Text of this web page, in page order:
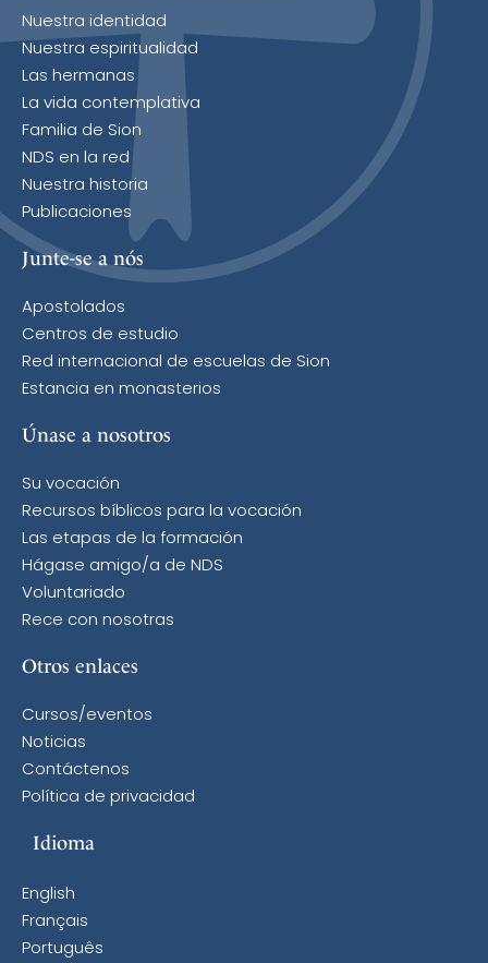
Nuestra identidad
Nuestra espiritualidad
Las hermanas
La vida contemplativa
Familia de Sion
NDS en la red
Nuestra historia
Publicaciones
Junte-se a nós
Apostolados
Centros de estudio
Red internacional de escuelas de Sion
Estancia en monasterios
Únase a nosotros
Su vocación
Recursos bíblicos para la vocación
Las etapas de la formación
Hágase amigo/a de NDS
Voluntariado
Rece con nosotras
Otros enlaces
Cursos/eventos
Noticias
Contáctenos
Política de privacidad
Idioma
English
Français
Português